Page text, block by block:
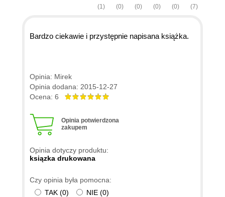
(7)
(0)
(0)
(0)
(0)
(1)
Bardzo ciekawie i przystępnie napisana książka.
Opinia: Mirek
Opinia dodana: 2015-12-27
Ocena: 6
Opinia potwierdzona
zakupem
Opinia dotyczy produktu:
ksiązka drukowana
Czy opinia była pomocna:
TAK (0) NIE (0)